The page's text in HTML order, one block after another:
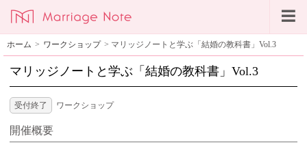
ホーム > ワークショップ > マリッジノートと学ぶ「結婚の教科書」Vol.3
マリッジノートと学ぶ「結婚の教科書」Vol.3
受付終了 ワークショップ
開催概要